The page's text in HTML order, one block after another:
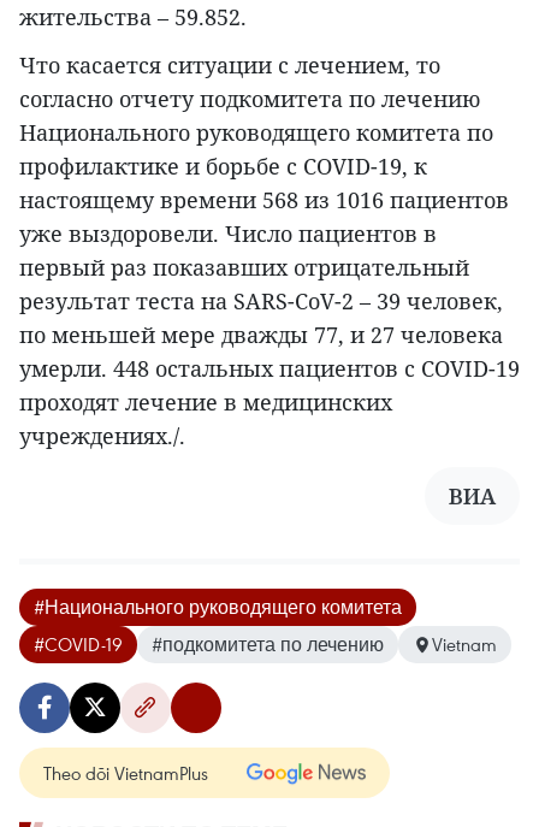
жительства – 59.852.
Что касается ситуации с лечением, то
согласно отчету подкомитета по лечению
Национального руководящего комитета по
профилактике и борьбе с COVID-19, к
настоящему времени 568 из 1016 пациентов
уже выздоровели. Число пациентов в
первый раз показавших отрицательный
результат теста на SARS-CoV-2 – 39 человек,
по меньшей мере дважды 77, и 27 человека
умерли. 448 остальных пациентов с COVID-19
проходят лечение в медицинских
учреждениях./.
ВИА
#Национального руководящего комитета
#COVID-19
#подкомитета по лечению Vietnam
Theo dõi VietnamPlus